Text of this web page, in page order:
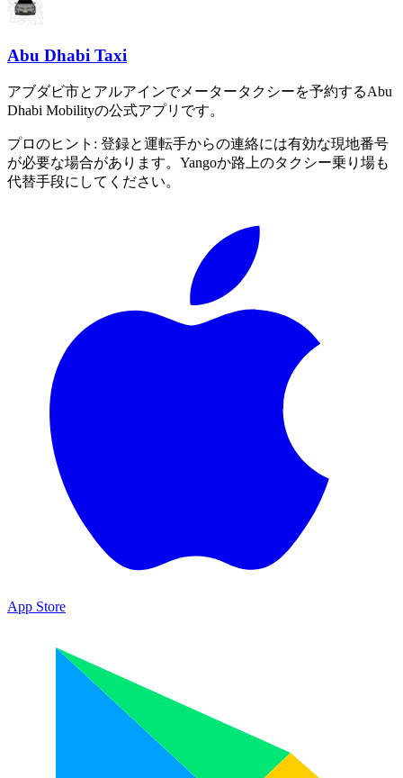
Abu Dhabi Taxi
アブダビ市とアルアインでメータータクシーを予約するAbu
Dhabi Mobilityの公式アプリです。
プロのヒント: 登録と運転手からの連絡には有効な現地番号
が必要な場合があります。Yangoか路上のタクシー乗り場も
代替手段にしてください。
App Store